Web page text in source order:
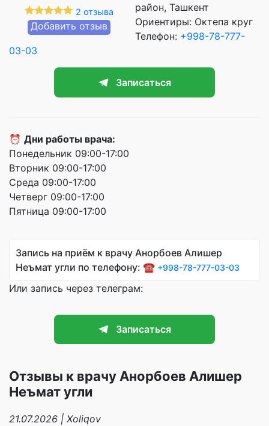
2 отзыва
Добавить отзыв
район, Ташкент
Ориентиры: Октепа круг
Телефон: +998-78-777-
03-03
Записаться
⏰ Дни работы врача:
Понедельник 09:00-17:00
Вторник 09:00-17:00
Среда 09:00-17:00
Четверг 09:00-17:00
Пятница 09:00-17:00
Запись на приём к врачу Анорбоев Алишер
Неъмат угли по телефону: ☎️ +998-78-777-03-03
Или запись через телеграм:
Записаться
Отзывы к врачу Анорбоев Алишер
Неъмат угли
21.07.2026 | Xoliqov